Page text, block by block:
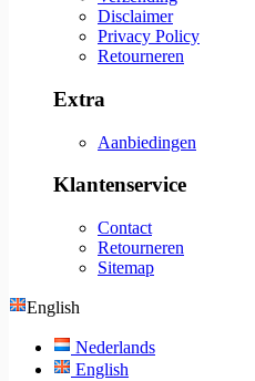
Disclaimer
Privacy Policy
Retourneren
Extra
Aanbiedingen
Klantenservice
Contact
Retourneren
Sitemap
English
Nederlands
English